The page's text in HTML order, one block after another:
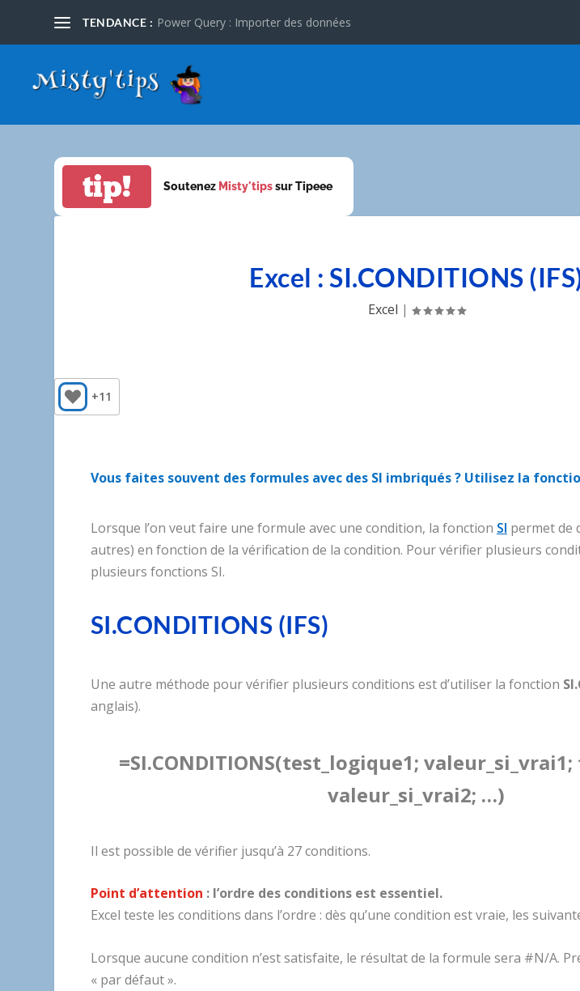
TENDANCE : Power Query : Importer des données
tip! Soutenez Misty'tipssur Tipeee
Excel : SI.CONDITIONS
Excel |
+11
Vous faites souvent des formules avec des SI imbriqués ? Utilisez la
Lorsque l’on veut faire une formule avec une condition, la fonction SI permet de
autres) en fonction de la vérification de la condition. Pour vérifier plusieurs
plusieurs fonctions SI.
SI.CONDITIONS (IFS)
Une autre méthode pour vérifier plusieurs conditions est d’utiliser la fonction
anglais).
=SI.CONDITIONS(test_logique1;
valeur_si_vrai2; …)
Il est possible de vérifier jusqu’à 27 conditions.
Point d’attention : l’ordre des conditions est essentiel.
Excel teste les conditions dans l’ordre : dès qu’une condition est vraie, les
Lorsque aucune condition n’est satisfaite, le résultat de la formule sera #N/A.
« par défaut ».